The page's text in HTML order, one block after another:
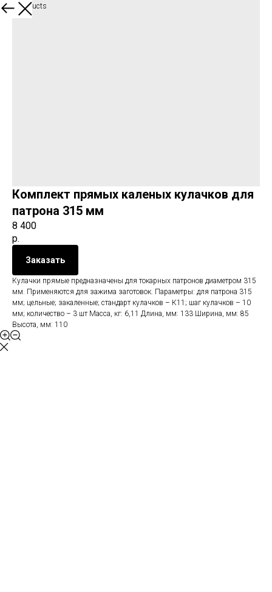
More products
Комплект прямых каленых кулачков для
патрона 315 мм
8 400
р.
Заказать
Кулачки прямые предназначены для токарных патронов диаметром 315
мм. Применяются для зажима заготовок. Параметры: для патрона 315
мм; цельные; закаленные; стандарт кулачков – К11; шаг кулачков – 10
мм; количество – 3 шт Масса, кг: 6,11 Длина, мм: 133 Ширина, мм: 85
Высота, мм: 110